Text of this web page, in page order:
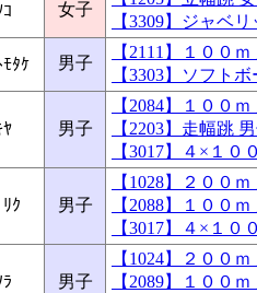
女子
【3309】ジャ
ﾓﾀｹ 男子
【2111】１０
【3303】ソフ
ﾔ 男子
【2084】１０
【2203】走幅
【3017】４×
ｸ 男子
【1028】２０
【2088】１０
【3017】４×
男子
【1024】２０
【2089】１０